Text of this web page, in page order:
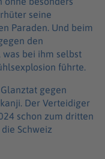
seine
Paraden. Und beim
den
bei ihm selbst
führte.
gegen
Der Verteidiger
schon zum dritten
Schweiz